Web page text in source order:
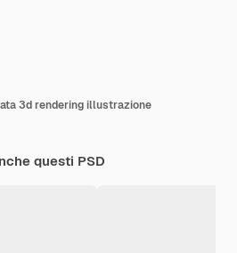
3d rendering illustrazione
questi PSD